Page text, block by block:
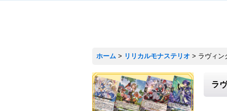
ホーム > リリカルモナステリオ > ラヴィン
ラ